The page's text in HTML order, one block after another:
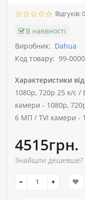
Відгуків: 0
В наявності
Виробник: Dahua
Код товару: 99-
Характеристики
1080p, 720p 25 к/с /
камери - 1080p,
6 МП / TVI камери -
4515грн.
Знайшли дешевше?